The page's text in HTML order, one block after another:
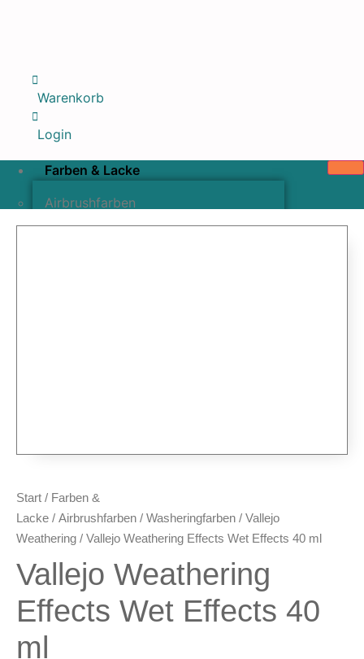
Warenkorb
Login
Farben & Lacke
Airbrushfarben
Pinselfarben & Farbsätze
Schläuche & Kupplungen
Anschlüsse & Verschraubungen
Luftfilter & Druckregler
Werkzeuge & Malzubehör
Pinsel & Stifte
Pinstriping & Linienführung
Start / Farben &
Lacke / Airbrushfarben / Washeringfarben / Vallejo
Weathering / Vallejo Weathering Effects Wet Effects 40 ml
Vallejo Weathering
Effects Wet Effects 40
ml